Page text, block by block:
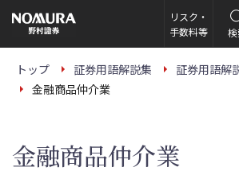
の
ー
リスク・
手数料等
トップ 証券用語解説集
証券用語解
金融商品仲介業
金融商品仲介業